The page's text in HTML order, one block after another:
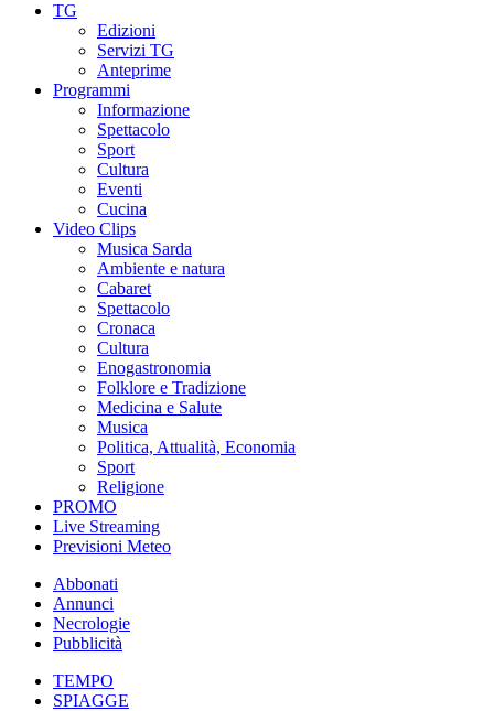
TG
Edizioni
Servizi TG
Anteprime
Programmi
Informazione
Spettacolo
Sport
Cultura
Eventi
Cucina
Video Clips
Musica Sarda
Ambiente e natura
Cabaret
Spettacolo
Cronaca
Cultura
Enogastronomia
Folklore e Tradizione
Medicina e Salute
Musica
Politica, Attualità, Economia
Sport
Religione
PROMO
Live Streaming
Previsioni Meteo
Abbonati
Annunci
Necrologie
Pubblicità
TEMPO
SPIAGGE